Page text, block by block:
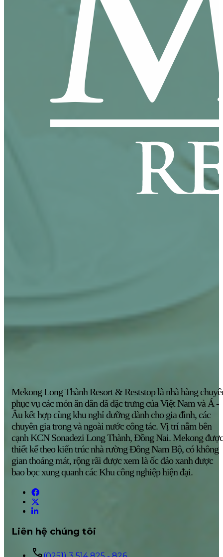
Mekong Long Thành Resort & Reststop là nhà hàng
phục vụ các món ăn dân dã đặc trưng của Việt Nam và Á -
Âu kết hợp cùng khu nghỉ dưỡng dành cho gia đình, các
chuyên gia trong và ngoài nước công tác. Vị trí nằm bên
cạnh KCN Sonadezi Long Thành, Đồng Nai. Mekong được
thiết kế theo kiến trúc nhà rường Đông Nam Bộ, có không
gian thoáng mát, rộng rãi được xem là ốc đảo xanh được
bao bọc xung quanh các Khu công nghiệp hiện đại.
Liên hệ chúng tôi